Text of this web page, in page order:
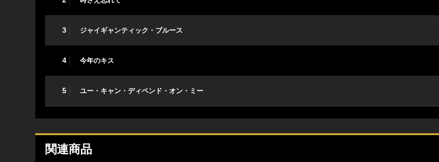
3 ジャイギャンティック・ブルース
4 今年のキス
5 ユー・キャン・ディペンド・オン・ミー
関連商品